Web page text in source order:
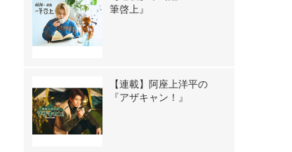
筆啓上』
【連載】阿座上洋平の
『アザキャン！』